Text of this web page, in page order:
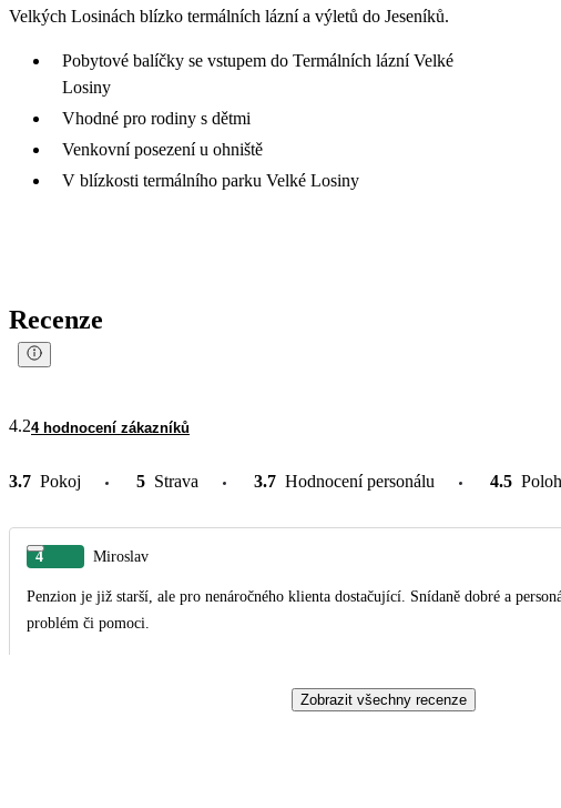
Velkých Losinách blízko termálních lázní a výletů do Jeseníků.
Pobytové balíčky se vstupem do Termálních lázní Velké
Losiny
Vhodné pro rodiny s dětmi
Venkovní posezení u ohniště
V blízkosti termálního parku Velké Losiny
Recenze
4.24 hodnocení zákazníků
3.7 Pokoj 5 Strava 3.7 Hodnocení personálu 4.5
4 Miroslav
Penzion je již starší, ale pro nenáročného klienta dostačující. Snídaně dobré a
problém či pomoci.
Zobrazit všechny recenze